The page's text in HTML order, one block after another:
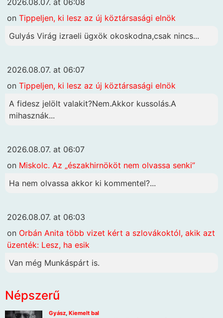
2026.08.07. at 06:08
on Tippeljen, ki lesz az új köztársasági elnök
Gulyás Virág izraeli ügxök okoskodna,csak nincs...
2026.08.07. at 06:07
on Tippeljen, ki lesz az új köztársasági elnök
A fidesz jelölt valakit?Nem.Akkor kussolás.A
mihasznák...
2026.08.07. at 06:07
on Miskolc. Az „északhirnököt nem olvassa senki”
Ha nem olvassa akkor ki kommentel?...
2026.08.07. at 06:03
on Orbán Anita több vizet kért a szlovákoktól, akik azt
üzenték: Lesz, ha esik
Van még Munkáspárt is.
Népszerű